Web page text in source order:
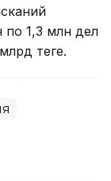
по 1,3 млн дел
теңге.